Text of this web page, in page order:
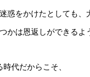
惑をかけたとしても
かは恩返しができるよ
代だからこそ、